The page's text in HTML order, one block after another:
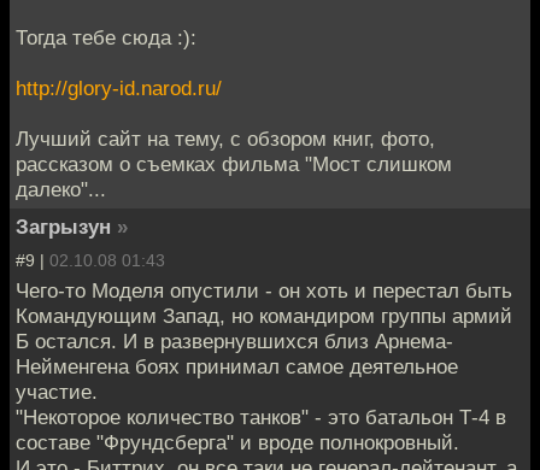
Тогда тебе сюда :):
http://glory-id.narod.ru/
Лучший сайт на тему, с обзором книг, фото,
рассказом о съемках фильма "Мост слишком
далеко"...
Загрызун »
#9 | 02.10.08 01:43
Чего-то Моделя опустили - он хоть и перестал быть
Командующим Запад, но командиром группы армий
Б остался. И в развернувшихся близ Арнема-
Нейменгена боях принимал самое деятельное
участие.
"Некоторое количество танков" - это батальон Т-4 в
составе "Фрундсберга" и вроде полнокровный.